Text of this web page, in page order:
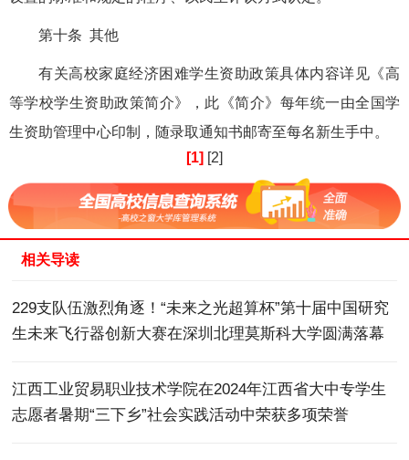
第十条 其他
有关高校家庭经济困难学生资助政策具体内容详见《高
等学校学生资助政策简介》，此《简介》每年统一由全国学
生资助管理中心印制，随录取通知书邮寄至每名新生手中。
[1] [2]
相关导读
229支队伍激烈角逐！“未来之光超算杯”第十届中国研究
生未来飞行器创新大赛在深圳北理莫斯科大学圆满落幕
江西工业贸易职业技术学院在2024年江西省大中专学生
志愿者暑期“三下乡”社会实践活动中荣获多项荣誉